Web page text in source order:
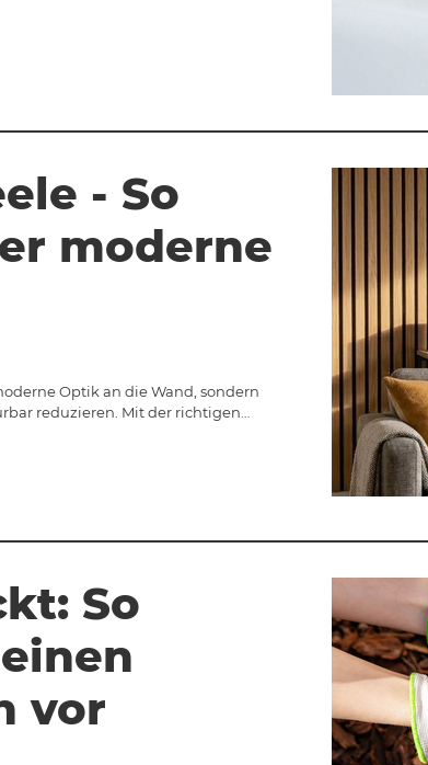
- So
moderne
Optik an die Wand, sondern
reduzieren. Mit der richtigen…
So
vor